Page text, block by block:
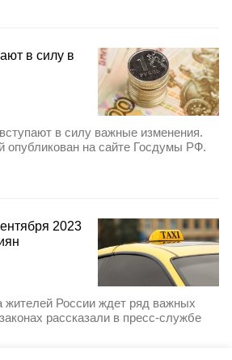
в силу в
в силу важные изменения.
опубликован на сайте Госдумы РФ.
2023
жителей России ждет ряд важных
рассказали в пресс-службе